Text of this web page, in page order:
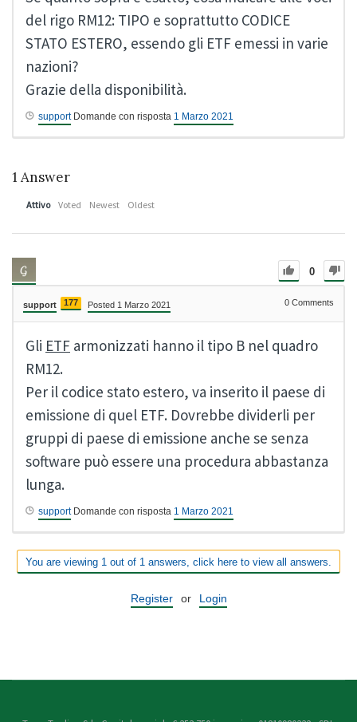
del rigo RM12: TIPO e soprattutto CODICE
STATO ESTERO, essendo gli ETF emessi in varie
nazioni?
Grazie della disponibilità.
supportDomande con risposta 1 Marzo 2021
1 Answer
Attivo Voted Newest Oldest
0
support 177 Posted 1 Marzo 2021 0 Comments
Gli ETF armonizzati hanno il tipo B nel quadro
RM12.
Per il codice stato estero, va inserito il paese di
emissione di quel ETF. Dovrebbe dividerli per
gruppi di paese di emissione anche se senza
software può essere una procedura abbastanza
lunga.
supportDomande con risposta 1 Marzo 2021
You are viewing 1 out of 1 answers, click here to view all answers.
Register or Login